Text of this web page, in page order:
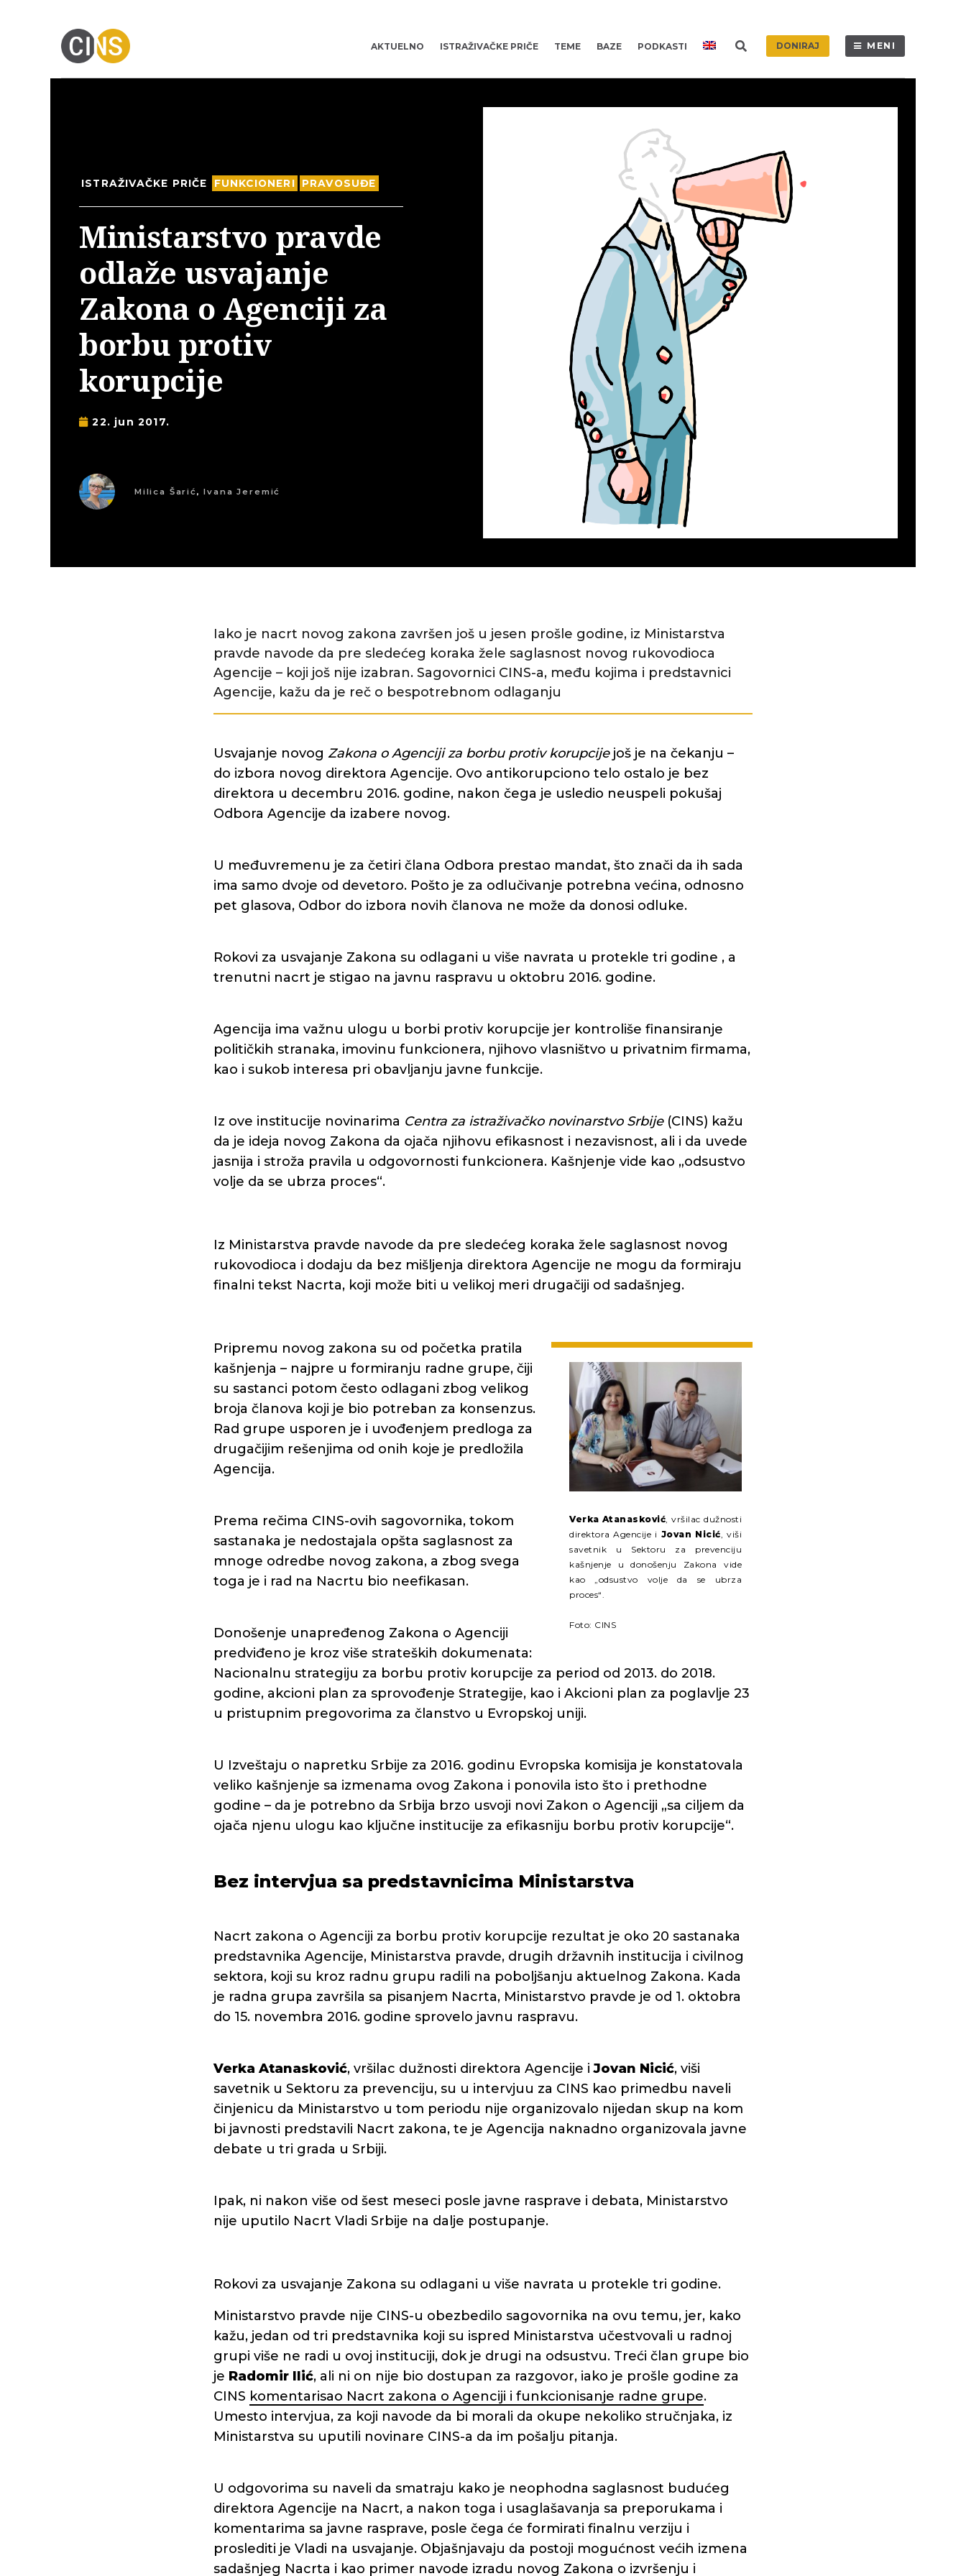
AKTUELNO ISTRAŽIVAČKE PRIČE TEME BAZE PODKASTI DONIRAJ MENI
ISTRAŽIVAČKE PRIČE FUNKCIONERI PRAVOSUĐE
Ministarstvo pravde
odlaže usvajanje
Zakona o Agenciji za
borbu protiv
korupcije
22. jun 2017.
Milica Šarić,Ivana Jeremić
Iako je nacrt novog zakona završen još u jesen prošle godine, iz Ministarstva
pravde navode da pre sledećeg koraka žele saglasnost novog rukovodioca
Agencije – koji još nije izabran. Sagovornici CINS-a, među kojima i predstavnici
Agencije, kažu da je reč o bespotrebnom odlaganju
Usvajanje novog Zakona o Agenciji za borbu protiv korupcijejoš je na čekanju –
do izbora novog direktora Agencije. Ovo antikorupciono telo ostalo je bez
direktora u decembru 2016. godine, nakon čega je usledio neuspeli pokušaj
Odbora Agencije da izabere novog.
U međuvremenu je za četiri člana Odbora prestao mandat, što znači da ih sada
ima samo dvoje od devetoro. Pošto je za odlučivanje potrebna većina, odnosno
pet glasova, Odbor do izbora novih članova ne može da donosi odluke.
Rokovi za usvajanje Zakona su odlagani u više navrata u protekle tri godine , a
trenutni nacrt je stigao na javnu raspravu u oktobru 2016. godine.
Agencija ima važnu ulogu u borbi protiv korupcije jer kontroliše finansiranje
političkih stranaka, imovinu funkcionera, njihovo vlasništvo u privatnim firmama,
kao i sukob interesa pri obavljanju javne funkcije.
Iz ove institucije novinarima Centra za istraživačko novinarstvo Srbije(CINS) kažu
da je ideja novog Zakona da ojača njihovu efikasnost i nezavisnost, ali i da uvede
jasnija i stroža pravila u odgovornosti funkcionera. Kašnjenje vide kao „odsustvo
volje da se ubrza proces“.
Iz Ministarstva pravde navode da pre sledećeg koraka žele saglasnost novog
rukovodioca i dodaju da bez mišljenja direktora Agencije ne mogu da formiraju
finalni tekst Nacrta, koji može biti u velikoj meri drugačiji od sadašnjeg.
Verka Atanasković, vršilac dužnosti
direktora Agencije i Jovan Nicić, viši
savetnik u Sektoru za prevenciju
kašnjenje u donošenju Zakona vide
kao „odsustvo volje da se ubrza
proces“.
Foto: CINS
Pripremu novog zakona su od početka pratila
kašnjenja – najpre u formiranju radne grupe, čiji
su sastanci potom često odlagani zbog velikog
broja članova koji je bio potreban za konsenzus.
Rad grupe usporen je i uvođenjem predloga za
drugačijim rešenjima od onih koje je predložila
Agencija.
Prema rečima CINS-ovih sagovornika, tokom
sastanaka je nedostajala opšta saglasnost za
mnoge odredbe novog zakona, a zbog svega
toga je i rad na Nacrtu bio neefikasan.
Donošenje unapređenog Zakona o Agenciji
predviđeno je kroz više strateških dokumenata:
Nacionalnu strategiju za borbu protiv korupcije za period od 2013. do 2018.
godine, akcioni plan za sprovođenje Strategije, kao i Akcioni plan za poglavlje 23
u pristupnim pregovorima za članstvo u Evropskoj uniji.
U Izveštaju o napretku Srbije za 2016. godinu Evropska komisija je konstatovala
veliko kašnjenje sa izmenama ovog Zakona i ponovila isto što i prethodne
godine – da je potrebno da Srbija brzo usvoji novi Zakon o Agenciji „sa ciljem da
ojača njenu ulogu kao ključne institucije za efikasniju borbu protiv korupcije“.
Bez intervjua sa predstavnicima Ministarstva
Nacrt zakona o Agenciji za borbu protiv korupcije rezultat je oko 20 sastanaka
predstavnika Agencije, Ministarstva pravde, drugih državnih institucija i civilnog
sektora, koji su kroz radnu grupu radili na poboljšanju aktuelnog Zakona. Kada
je radna grupa završila sa pisanjem Nacrta, Ministarstvo pravde je od 1. oktobra
do 15. novembra 2016. godine sprovelo javnu raspravu.
Verka Atanasković, vršilac dužnosti direktora Agencije iJovan Nicić, viši
savetnik u Sektoru za prevenciju, su u intervjuu za CINS kao primedbu naveli
činjenicu da Ministarstvo u tom periodu nije organizovalo nijedan skup na kom
bi javnosti predstavili Nacrt zakona, te je Agencija naknadno organizovala javne
debate u tri grada u Srbiji.
Ipak, ni nakon više od šest meseci posle javne rasprave i debata, Ministarstvo
nije uputilo Nacrt Vladi Srbije na dalje postupanje.
Rokovi za usvajanje Zakona su odlagani u više navrata u protekle tri godine.
Ministarstvo pravde nije CINS-u obezbedilo sagovornika na ovu temu, jer, kako
kažu, jedan od tri predstavnika koji su ispred Ministarstva učestvovali u radnoj
grupi više ne radi u ovoj instituciji, dok je drugi na odsustvu. Treći član grupe bio
je Radomir Ilić, ali ni on nije bio dostupan za razgovor, iako je prošle godine za
CINS komentarisao Nacrt zakona o Agenciji i funkcionisanje radne grupe.
Umesto intervjua, za koji navode da bi morali da okupe nekoliko stručnjaka, iz
Ministarstva su uputili novinare CINS-a da im pošalju pitanja.
U odgovorima su naveli da smatraju kako je neophodna saglasnost budućeg
direktora Agencije na Nacrt, a nakon toga i usaglašavanja sa preporukama i
komentarima sa javne rasprave, posle čega će formirati finalnu verziju i
proslediti je Vladi na usvajanje. Objašnjavaju da postoji mogućnost većih izmena
sadašnjeg Nacrta i kao primer navode izradu novog Zakona o izvršenju i